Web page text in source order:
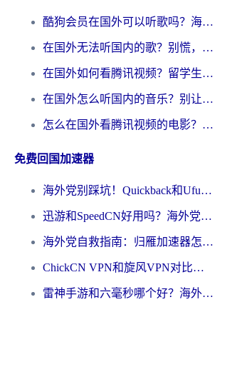
酷狗会员在国外可以听歌吗？海外党亲测有效：3步解决音乐权限难题
在国外无法听国内的歌？别慌，这样操作就能畅听QQ音乐（附亲测加速器推荐）
在国外如何看腾讯视频？留学生亲测有效的回国加速方案
在国外怎么听国内的音乐？别让版权限制断了你的华语歌单
怎么在国外看腾讯视频的电影？海外党亲测有效的回国加速指南
免费回国加速器
海外党别踩坑！Quickback和UfunR好用吗？选对回国加速器才能无缝刷国内资源
迅游和SpeedCN好用吗？海外党如何破解那道看不见的墙
海外党自救指南：归雁加速器怎么样？教你避开坑实现国内资源无缝访问
ChickCN VPN和旋风VPN对比哪个回国效果更好？海外用户的选择困境与出路
雷神手游和六毫秒哪个好？海外党如何真正解锁国内资源